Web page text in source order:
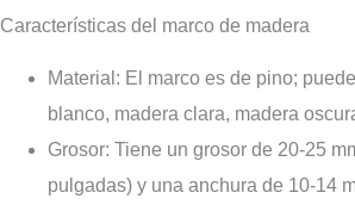
Características del marco de madera
Materia : El marco es de pino;
blanco, madera clara, madera
Grosor: Tiene un grosor de 20-25
pulgadas) y una anchura de 10-14